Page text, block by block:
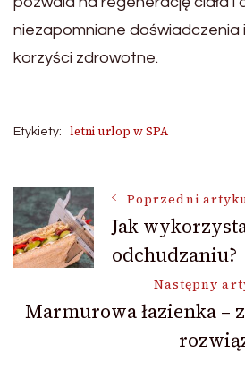
niezapomniane doświadczenia i
korzyści zdrowotne.
Etykiety: letni urlop w SPA
Nawigacja
wpisu
Poprzedni
Jak
odchudzaniu?
Następny
Marmurowa łazienka –